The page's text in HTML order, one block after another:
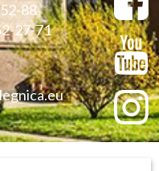
88
27-71